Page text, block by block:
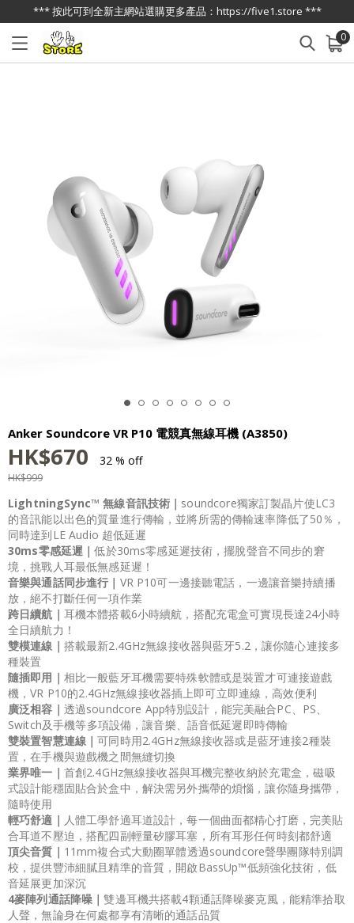
*** 按此可到全新主網站選購更多產品：https://five1.store ***
0
已加入購物車 查看
Anker Soundcore VR P10 電競真無線耳機 (A3850)
HK$670 32 % off
HK$999
LightningSync️™ 無線音訊技術 ｜ soundcore獨家訂製晶片使LC3
的音訊能以出色的質量進行傳輸，並將所需的傳輸速率降低了50％，
同時達到LE Audio 超低延遲
30ms零感延遲｜低於30ms零感延遲技術，擺脫聲音不同步的窘
境，挑戰人耳最低無感延遲！
音樂與通話同步進行｜ VR P10可一邊接聽電話，一邊讓音樂持續播
放，絕不打斷任何一項作業
跨日續航｜ 耳機本體搭載6小時續航，搭配充電盒可實現長達24小時
全日續航力！
雙模連線｜ 搭載最新2.4GHz無線接收器與藍牙5.2，讓你隨心連接多
種裝置
隨插即用｜ 相比一般藍牙耳機需要特殊軟體或是裝置才可連接遊戲
機，VR P10的2.4GHz無線接收器插上即可立即連線，高效便利
廣泛相容｜ 透過soundcore App特別設計，能完美融合PC、PS、
Switch及手機等多項設備，讓音樂、語音低延遲即時傳輸
雙裝置智慧連線｜可同時用2.4GHz無線接收器或是藍牙連接2種裝
置，在手機與遊戲機之間無縫切換
業界唯一｜ 首創2.4GHz無線接收器與耳機完整收納於充電盒，磁吸
式設計能穩固貼合於盒中，解決需另外攜帶的煩惱，讓你隨身攜帶，
隨時使用
輕巧舒適｜ 人體工學舒適耳道設計，每一個曲面都精心打磨，完美貼
合耳道不壓迫，搭配四副輕量矽膠耳塞，所有耳形任何時刻都舒適
頂尖音質｜ 11mm複合式大動圈單體透過soundcore聲學團隊特別調
校，提供豐沛細膩且精準的音質，開啟BassUp™低頻強化技術，低
音延展更加深沉
4麥陣列通話降噪｜雙邊耳機共搭載4顆通話降噪麥克風，能精準拾取
人聲，無論身在何處都享有清晰的通話品質